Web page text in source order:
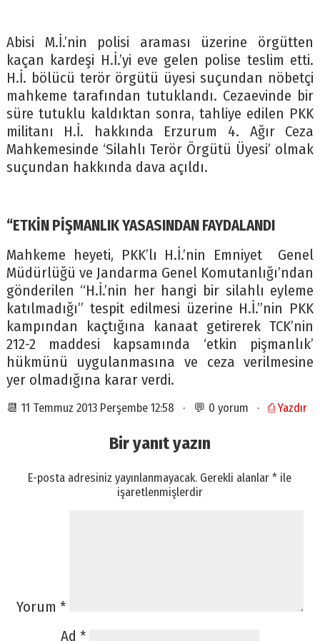
Abisi M.İ.’nin polisi araması üzerine örgütten
kaçan kardeşi H.İ.’yi eve gelen polise teslim etti.
H.İ. bölücü terör örgütü üyesi suçundan nöbetçi
mahkeme tarafından tutuklandı. Cezaevinde bir
süre tutuklu kaldıktan sonra, tahliye edilen PKK
militanı H.İ. hakkında Erzurum 4. Ağır Ceza
Mahkemesinde ‘Silahlı Terör Örgütü Üyesi’ olmak
suçundan hakkında dava açıldı.
“ETKİN PİŞMANLIK YASASINDAN FAYDALANDI
Mahkeme heyeti, PKK’lı H.İ.’nin Emniyet Genel
Müdürlüğü ve Jandarma Genel Komutanlığı’ndan
gönderilen “H.İ.’nin her hangi bir silahlı eyleme
katılmadığı” tespit edilmesi üzerine H.İ.”nin PKK
kampından kaçtığına kanaat getirerek TCK’nin
212-2 maddesi kapsamında ‘etkin pişmanlık’
hükmünü uygulanmasına ve ceza verilmesine
yer olmadığına karar verdi.
📆 11 Temmuz 2013 Perşembe 12:58 · 💬 0 yorum · ⎙ Yazdır
Bir yanıt yazın
E-posta adresiniz yayınlanmayacak. Gerekli alanlar* ile
işaretlenmişlerdir
Yorum *
Ad *